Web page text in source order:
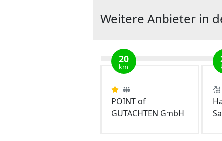
Weitere Anbieter in
20
km
POINT of
GUTACHTEN GmbH